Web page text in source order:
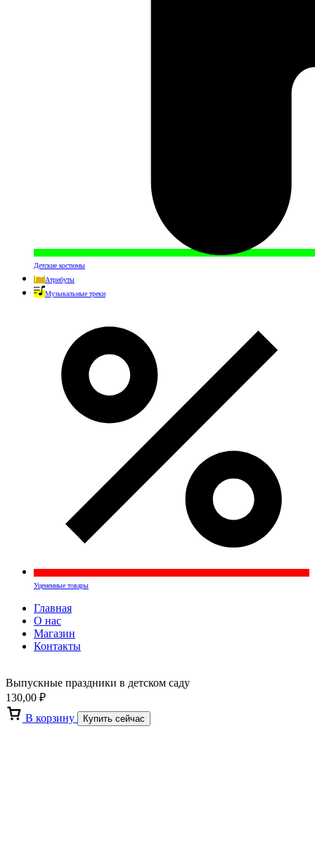
Детские костюмы
Атрибуты
Музыкальные треки
Уцененные товары
Главная
О нас
Магазин
Контакты
Выпускные праздники в детском саду
130,00 ₽
В корзину
Купить сейчас